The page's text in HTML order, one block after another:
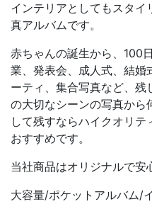
インテリアとしてもスタイ
真アルバムです。
赤ちゃんの誕生から、100
業、発表会、成人式、結婚
ーティ、集合写真など、
の大切なシーンの写真から
して残すならハイクオリ
おすすめです。
当社商品はオリジナルで安
大容量/ポケットアルバム/